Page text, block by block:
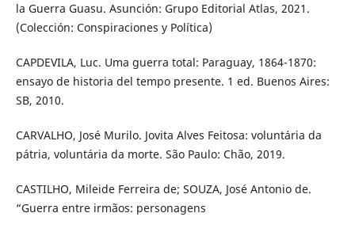
la Guerra Guasu. Asunción: Grupo Editorial Atlas, 2021.
(Colección: Conspiraciones y Política)
CAPDEVILA, Luc. Uma guerra total: Paraguay, 1864-1870:
ensayo de historia del tempo presente. 1 ed. Buenos Aires:
SB, 2010.
CARVALHO, José Murilo. Jovita Alves Feitosa: voluntária da
pátria, voluntária da morte. São Paulo: Chão, 2019.
CASTILHO, Mileide Ferreira de; SOUZA, José Antonio de.
“Guerra entre irmãos: personagens